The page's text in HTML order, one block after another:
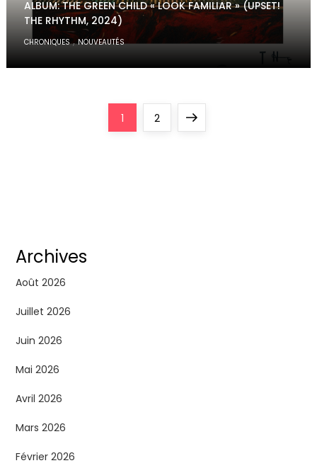
ALBUM: THE GREEN CHILD « LOOK FAMILIAR » (UPSET!
THE RHYTHM, 2024)
CHRONIQUES,NOUVEAUTÉS
n
a
t
i
n
d
Page
1 Page
2
Next
Archives
Août 2026
Juillet 2026
Juin 2026
Mai 2026
Avril 2026
Mars 2026
Février 2026